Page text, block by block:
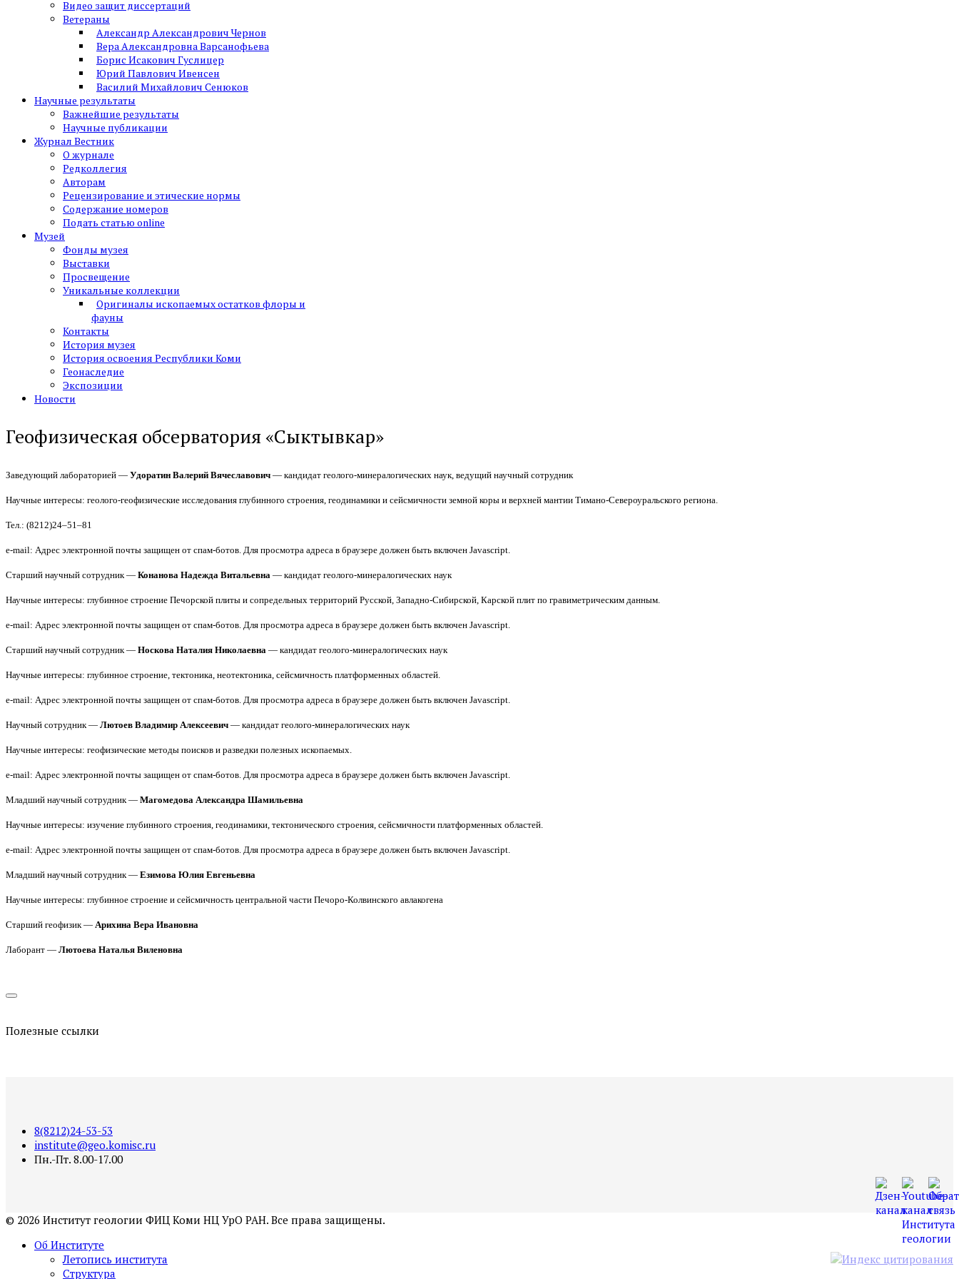
Видео защит диссертаций
Ветераны
Александр Александрович Чернов
Вера Александровна Варсанофьева
Борис Исакович Гуслицер
Юрий Павлович Ивенсен
Василий Михайлович Сенюков
Научные результаты
Важнейшие результаты
Научные публикации
Журнал Вестник
О журнале
Редколлегия
Авторам
Рецензирование и этические нормы
Содержание номеров
Подать статью online
Музей
Фонды музея
Выставки
Просвещение
Уникальные коллекции
Оригиналы ископаемых остатков флоры и
фауны
Контакты
История музея
История освоения Республики Коми
Геонаследие
Экспозиции
Новости
Геофизическая обсерватория «Сыктывкар»
Заведующий лабораторией — Удоратин Валерий Вячеславович — кандидат геолого-минералогических наук, ведущий научный сотрудник
Научные интересы: геолого-геофизические исследования глубинного строения, геодинамики и сейсмичности земной коры и верхней мантии Тимано-Североуральского региона.
Тел.: (8212)24–51–81
e-mail: Адрес электронной почты защищен от спам-ботов. Для просмотра адреса в браузере должен быть включен Javascript.
Старший научный сотрудник — Конанова Надежда Витальевна — кандидат геолого-минералогических наук
Научные интересы: глубинное строение Печорской плиты и сопредельных территорий Русской, Западно-Сибирской, Карской плит по гравиметрическим данным.
e-mail: Адрес электронной почты защищен от спам-ботов. Для просмотра адреса в браузере должен быть включен Javascript.
Старший научный сотрудник — Носкова Наталия Николаевна — кандидат геолого-минералогических наук
Научные интересы: глубинное строение, тектоника, неотектоника, сейсмичность платформенных областей.
e-mail: Адрес электронной почты защищен от спам-ботов. Для просмотра адреса в браузере должен быть включен Javascript.
Научный сотрудник — Лютоев Владимир Алексеевич — кандидат геолого-минералогических наук
Научные интересы: геофизические методы поисков и разведки полезных ископаемых.
e-mail: Адрес электронной почты защищен от спам-ботов. Для просмотра адреса в браузере должен быть включен Javascript.
Младший научный сотрудник — Магомедова Александра Шамильевна
Научные интересы: изучение глубинного строения, геодинамики, тектонического строения, сейсмичности платформенных областей.
e-mail: Адрес электронной почты защищен от спам-ботов. Для просмотра адреса в браузере должен быть включен Javascript.
Младший научный сотрудник — Езимова Юлия Евгеньевна
Научные интересы: глубинное строение и сейсмичность центральной части Печоро-Колвинского авлакогена
Старший геофизик — Арихина Вера Ивановна
Лаборант — Лютоева Наталья Виленовна
Полезные ссылки
8(8212)24-53-53
institute@geo.komisc.ru
Пн.-Пт. 8.00-17.00
© 2026 Институт геологии ФИЦ Коми НЦ УрО РАН. Все права защищены.
Об Институте
Летопись института
Структура